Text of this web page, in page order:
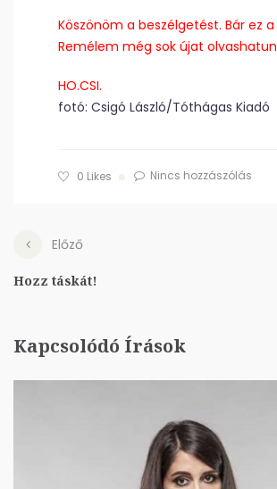
Köszönöm a beszélgetést. Bár ez
Remélem még sok újat
HO.CSI.
fotó: Csigó László/Tóthágas Kiadó
0 Likes Nincs hozzászólás
Előző
Hozz táskát!
Kapcsolódó Írások